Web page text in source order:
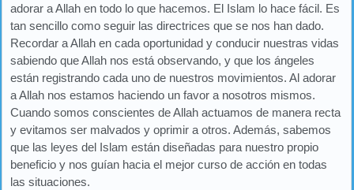
adorar a Allah en todo lo que hacemos. El Islam lo hace fácil. Es
tan sencillo como seguir las directrices que se nos han dado.
Recordar a Allah en cada oportunidad y conducir nuestras vidas
sabiendo que Allah nos está observando, y que los ángeles
están registrando cada uno de nuestros movimientos. Al adorar
a Allah nos estamos haciendo un favor a nosotros mismos.
Cuando somos conscientes de Allah actuamos de manera recta
y evitamos ser malvados y oprimir a otros. Además, sabemos
que las leyes del Islam están diseñadas para nuestro propio
beneficio y nos guían hacia el mejor curso de acción en todas
las situaciones.